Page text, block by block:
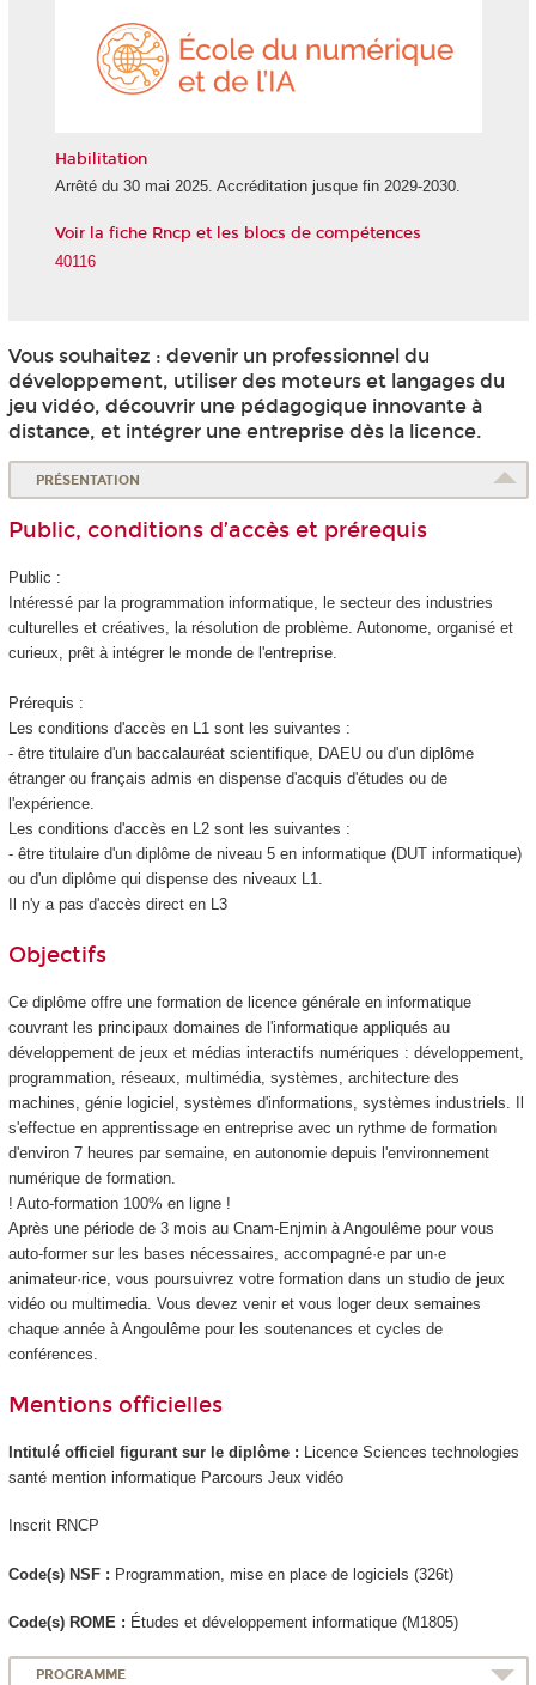
Habilitation
Arrêté du 30 mai 2025. Accréditation jusque fin 2029-2030.
Voir la fiche Rncp et les blocs de compétences
40116
Vous souhaitez : devenir un professionnel du
développement, utiliser des moteurs et langages du
jeu vidéo, découvrir une pédagogique innovante à
distance, et intégrer une entreprise dès la licence.
PRÉSENTATION
Public, conditions d’accès et prérequis
Public :
Intéressé par la programmation informatique, le secteur des industries
culturelles et créatives, la résolution de problème. Autonome, organisé et
curieux, prêt à intégrer le monde de l'entreprise.
Prérequis :
Les conditions d'accès en L1 sont les suivantes :
- être titulaire d'un baccalauréat scientifique, DAEU ou d'un diplôme
étranger ou français admis en dispense d'acquis d'études ou de
l'expérience.
Les conditions d'accès en L2 sont les suivantes :
- être titulaire d'un diplôme de niveau 5 en informatique (DUT informatique)
ou d'un diplôme qui dispense des niveaux L1.
Il n'y a pas d'accès direct en L3
Objectifs
Ce diplôme offre une formation de licence générale en informatique
couvrant les principaux domaines de l'informatique appliqués au
développement de jeux et médias interactifs numériques : développement,
programmation, réseaux, multimédia, systèmes, architecture des
machines, génie logiciel, systèmes d'informations, systèmes industriels. Il
s'effectue en apprentissage en entreprise avec un rythme de formation
d'environ 7 heures par semaine, en autonomie depuis l'environnement
numérique de formation.
! Auto-formation 100% en ligne !
Après une période de 3 mois au Cnam-Enjmin à Angoulême pour vous
auto-former sur les bases nécessaires, accompagné·e par un·e
animateur·rice, vous poursuivrez votre formation dans un studio de jeux
vidéo ou multimedia. Vous devez venir et vous loger deux semaines
chaque année à Angoulême pour les soutenances et cycles de
conférences.
Mentions officielles
Intitulé officiel figurant sur le diplôme : Licence Sciences technologies
santé mention informatique Parcours Jeux vidéo
Inscrit RNCP
Code(s) NSF : Programmation, mise en place de logiciels (326t)
Code(s) ROME : Études et développement informatique (M1805)
PROGRAMME